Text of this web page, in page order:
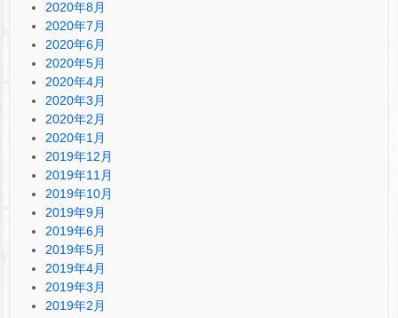
2020年8月
2020年7月
2020年6月
2020年5月
2020年4月
2020年3月
2020年2月
2020年1月
2019年12月
2019年11月
2019年10月
2019年9月
2019年6月
2019年5月
2019年4月
2019年3月
2019年2月